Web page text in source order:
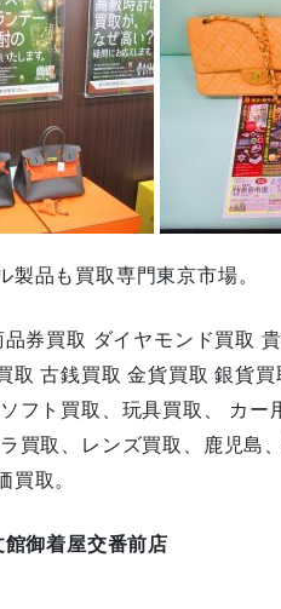
製品も買取専門東京市場。
券買取 ダイヤモンド買取
取 古銭買取 金貨買取 銀貨買
フト買取、玩具買取、 カー
買取、レンズ買取、鹿児島
取。
御着屋交番前店